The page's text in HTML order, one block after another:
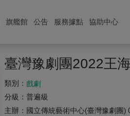
旗艦館 公告 服務據點 協助中心
臺灣豫劇團2022王
類別： 戲劇
分級： 普遍級
主辦： 國立傳統藝術中心(臺灣豫劇團)